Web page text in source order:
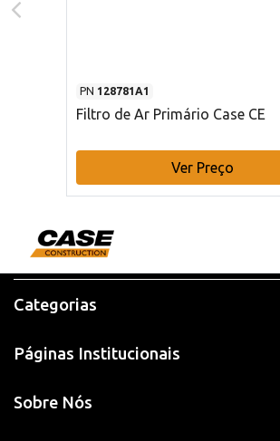
PN 128781A1
Filtro de Ar Primário Case CE
Ver Preço
Categorias
Páginas Institucionais
Sobre Nós